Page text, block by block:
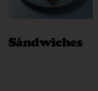
Sándwiches